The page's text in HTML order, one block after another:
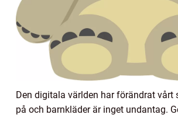
Den digitala världen har förändrat vårt
på och barnkläder är inget undantag.